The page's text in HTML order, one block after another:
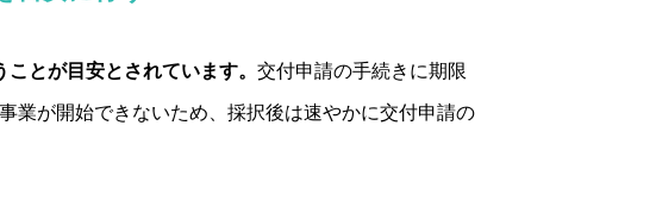
とが目安とされています。 交付申請の手続きに期限
業が開始できないため、採択後は速やかに交付申請の